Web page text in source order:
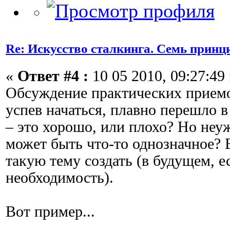
Re: Искусство сталкинга. Семь
« Ответ #4 : 10 05 2010, 09:27:49
Обсуждение практических
успев начаться, плавно перешло
– это хорошо, или плохо? Но
может быть что-то
такую тему создать (в будущем,
необходимость).
Вот пример...